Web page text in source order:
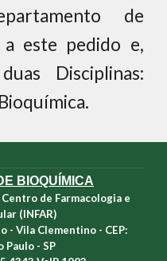
de
a este pedido e,
Disciplinas:
BIOQUÍMICA
de Farmacologia e
(INFAR)
- Vila Clementino - CEP:
Paulo - SP